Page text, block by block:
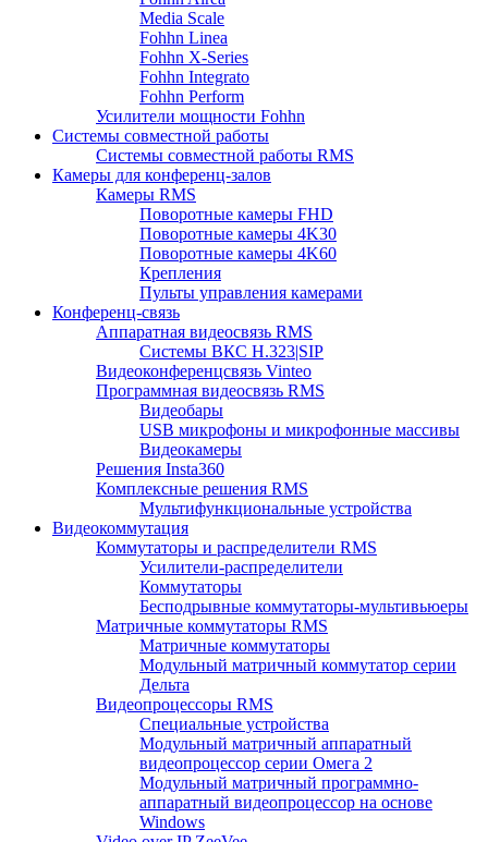
Media Scale
Fohhn Linea
Fohhn X-Series
Fohhn Integrato
Fohhn Perform
Усилители мощности Fohhn
Системы совместной работы
Системы совместной работы RMS
Камеры для конференц-залов
Камеры RMS
Поворотные камеры FHD
Поворотные камеры 4K30
Поворотные камеры 4K60
Крепления
Пульты управления камерами
Конференц-связь
Аппаратная видеосвязь RMS
Системы ВКС H.323|SIP
Видеоконференцсвязь Vinteo
Программная видеосвязь RMS
Видеобары
USB микрофоны и микрофонные массивы
Видеокамеры
Решения Insta360
Комплексные решения RMS
Мультифункциональные устройства
Видеокоммутация
Коммутаторы и распределители RMS
Усилители-распределители
Коммутаторы
Бесподрывные коммутаторы-мультивьюеры
Матричные коммутаторы RMS
Матричные коммутаторы
Модульный матричный коммутатор серии
Дельта
Видеопроцессоры RMS
Специальные устройства
Модульный матричный аппаратный
видеопроцессор серии Омега 2
Модульный матричный программно-
аппаратный видеопроцессор на основе
Windows